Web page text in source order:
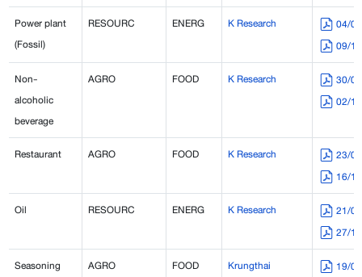
Power plant
(Fossil)
RESOURC ENERG K Research
04/
09/
Non-
alcoholic
beverage
AGRO FOOD K Research
30/
02/
Restaurant AGRO FOOD K Research
23/
16/
Oil
RESOURC ENERG K Research
21/
27/
Seasoning
AGRO FOOD
Krungthai
19/